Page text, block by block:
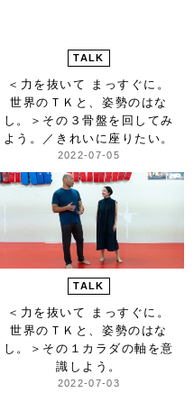
TALK
＜力を抜いて まっすぐに。
世界のＴＫと、姿勢のはな
し。＞ その３骨盤を回してみ
よう。／きれいに座りたい。
2022-07-05
TALK
＜力を抜いて まっすぐに。
世界のＴＫと、姿勢のはな
し。＞ その１カラダの軸を意
識しよう。
2022-07-03